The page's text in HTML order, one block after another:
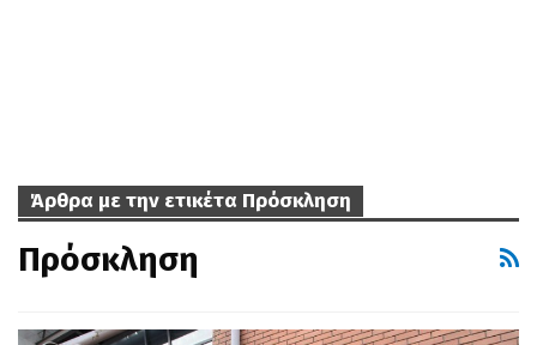
Άρθρα με την ετικέτα Πρόσκληση
Πρόσκληση